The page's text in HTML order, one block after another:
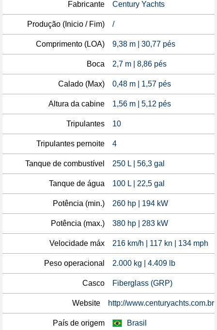
Fabricante Century Yachts
Produção (Inicio / Fim) /
Comprimento (LOA) 9,38 m | 30,77 pés
Boca 2,7 m | 8,86 pés
Calado (Max) 0,48 m | 1,57 pés
Altura da cabine 1,56 m | 5,12 pés
Tripulantes 10
Tripulantes pernoite 4
Tanque de combustível 250 L | 56,3 gal
Tanque de água 100 L | 22,5 gal
Potência (min.) 260 hp | 194 kW
Potência (max.) 380 hp | 283 kW
Velocidade máx 216 km/h | 117 kn | 134 mph
Peso operacional 2.000 kg | 4.409 lb
Casco Fiberglass (GRP)
Website http://www.centuryachts.com.br
País de origem Brasil